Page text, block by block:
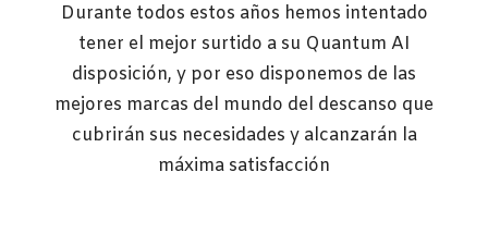
Durante todos estos años hemos intentado
tener el mejor surtido a su Quantum AI
disposición, y por eso disponemos de las
mejores marcas del mundo del descanso que
cubrirán sus necesidades y alcanzarán la
máxima satisfacción